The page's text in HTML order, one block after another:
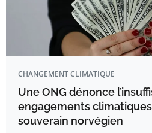
CHANGEMENT CLIMATIQUE
Une ONG dénonce
engagements
souverain norvégien